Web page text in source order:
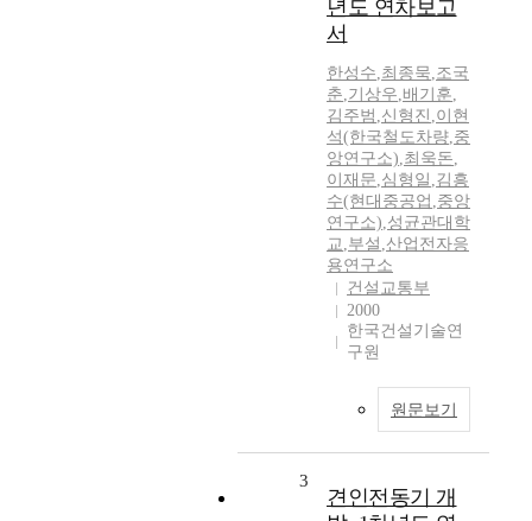
년도 연차보고
서
한성수,최종묵,조국
춘,기상우,배기훈,
김주범 ,신형진 ,이현
석(한국철도차량,중
앙연구소),최욱돈,
이재문,심형일 ,김흥
수(현대중공업 ,중앙
연구소),성균관대학
교,부설 ,산업전자응
용연구소
건설교통부
2000
한국건설기술연
구원
원문보기
3
견인전동기 개